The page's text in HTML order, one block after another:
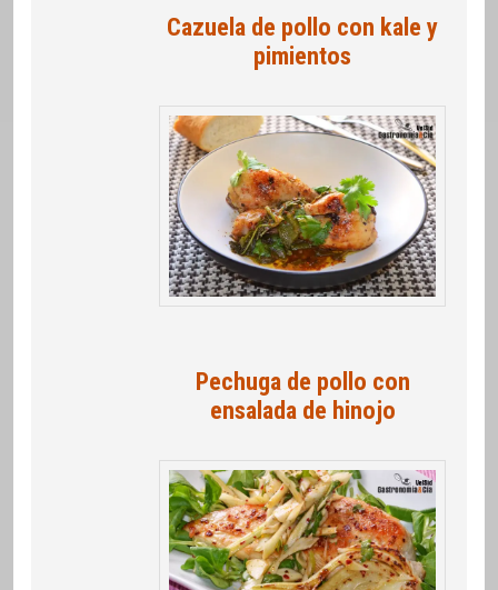
Cazuela de pollo con kale y
pimientos
Pechuga de pollo con
ensalada de hinojo